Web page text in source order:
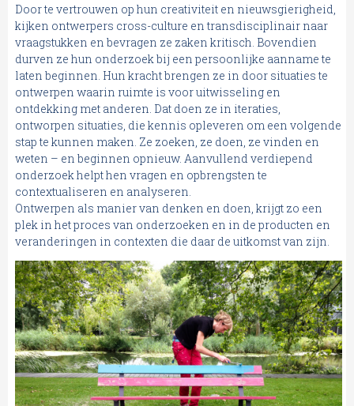
Door te vertrouwen op hun creativiteit en nieuwsgierigheid,
kijken ontwerpers cross-culture en transdisciplinair naar
vraagstukken en bevragen ze zaken kritisch. Bovendien
durven ze hun onderzoek bij een persoonlijke aanname te
laten beginnen. Hun kracht brengen ze in door situaties te
ontwerpen waarin ruimte is voor uitwisseling en
ontdekking met anderen. Dat doen ze in iteraties,
ontworpen situaties, die kennis opleveren om een volgende
stap te kunnen maken. Ze zoeken, ze doen, ze vinden en
weten – en beginnen opnieuw. Aanvullend verdiepend
onderzoek helpt hen vragen en opbrengsten te
contextualiseren en analyseren.
Ontwerpen als manier van denken en doen, krijgt zo een
plek in het proces van onderzoeken en in de producten en
veranderingen in contexten die daar de uitkomst van zijn.